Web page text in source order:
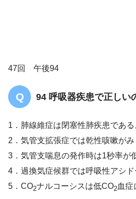
47回 午後94
94 呼吸器疾患で正しい
1．肺線維症は閉塞性肺疾患である
2．気管支拡張症では乾性咳嗽がみ
3．気管支喘息の発作時は1秒率が
4．過換気症候群では呼吸性アシド
5．CO2ナルコーシスは低CO2血症